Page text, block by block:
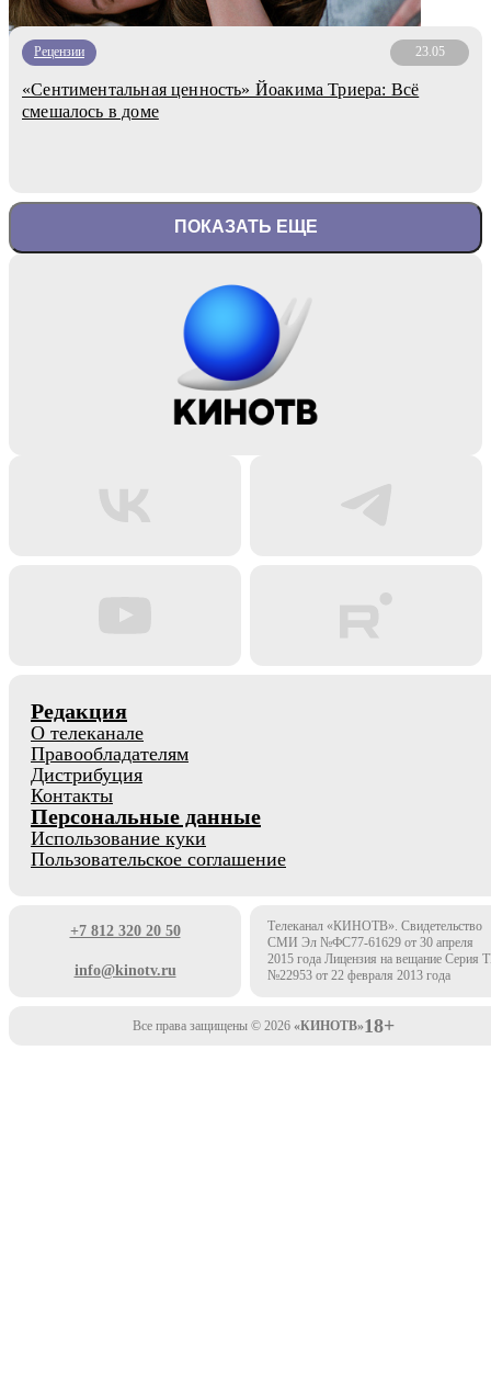
Рецензии 23.05
«Сентиментальная ценность» Йоакима Триера: Всё
смешалось в доме
ПОКАЗАТЬ ЕЩЕ
Редакция
О телеканале
Правообладателям
Дистрибуция
Контакты
Персональные данные
Использование куки
Пользовательское соглашение
+7 812 320 20 50
info@kinotv.ru
Телеканал «КИНОТВ». Свидетельство
СМИ Эл №ФС77-61629 от 30 апреля
2015 года Лицензия на вещание Серия
№22953 от 22 февраля 2013 года
Все права защищены © 2026 «КИНОТВ»18+